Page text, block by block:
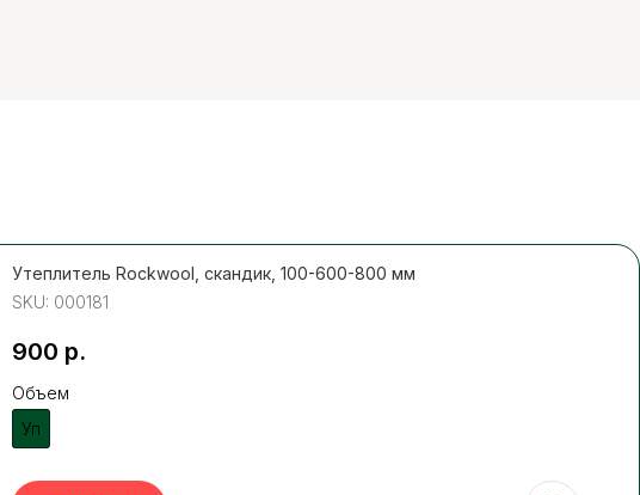
Утеплитель Rockwool, скандик, 100-600-800 мм
SKU: 000181
900 р.
Объем
Уп